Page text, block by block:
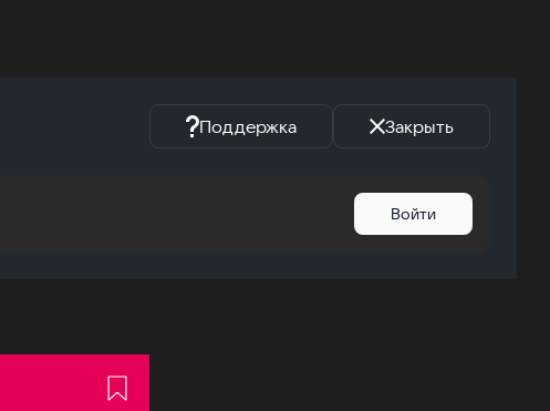
Поддержка Закрыть
Войти